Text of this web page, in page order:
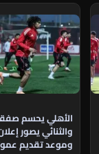
الأهلي يحسم
والثنائي يصور
وموعد تقديم